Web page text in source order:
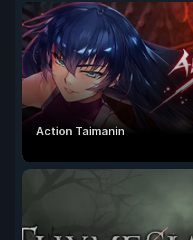
Action Taimanin